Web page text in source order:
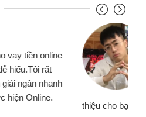
cần tiền gấp nên định cầm cố
wave nhưng thật may đã có
tiền bằng CMND online không
mặt nên rất tiện lợi, sẽ giới